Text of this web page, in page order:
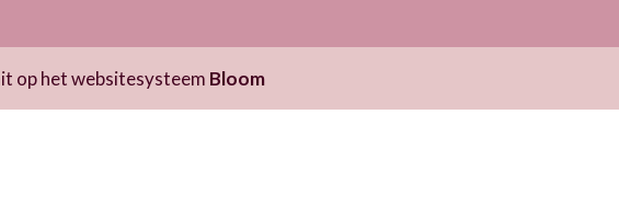
op het websitesysteem Bloom